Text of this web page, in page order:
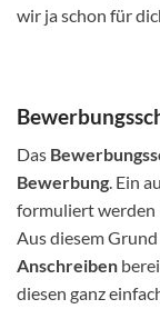
wir ja schon für
Das
Bewerbung. Ein
formuliert werden
Aus diesem
Anschreiben
diesen ganz